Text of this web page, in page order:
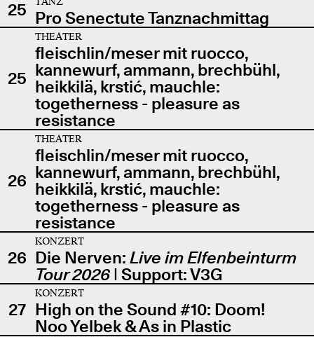
25 Pro Senectute Tanznachmittag
25
THEATER
fleischlin/meser mit ruocco,
kannewurf, ammann, brechbühl,
heikkilä, krstić, mauchle:
togetherness - pleasure as
resistance
26
THEATER
fleischlin/meser mit ruocco,
kannewurf, ammann, brechbühl,
heikkilä, krstić, mauchle:
togetherness - pleasure as
resistance
26
KONZERT
Die Nerven: Live im Elfenbeinturm
Tour 2026| Support: V3G
27
KONZERT
High on the Sound #10: Doom!
Noo Yelbek & As in Plastic